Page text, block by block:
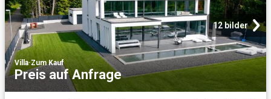
12 bilder
Villa·Zum Kauf
Preis auf Anfrage